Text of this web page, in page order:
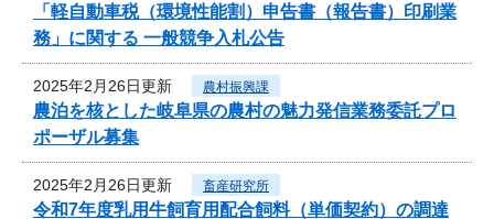
「軽自動車税（環境性能割）申告書（報告書）印刷業
務」に関する 一般競争入札公告
2025年2月26日更新 農村振興課
農泊を核とした岐阜県の農村の魅力発信業務委託プロ
ポーザル募集
2025年2月26日更新 畜産研究所
令和7年度乳用牛飼育用配合飼料（単価契約）の調達